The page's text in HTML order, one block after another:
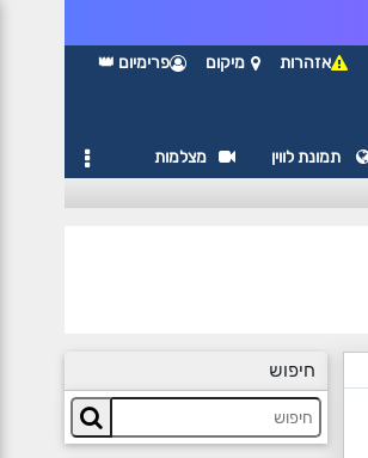
אזהרות מיקום פרימיום 👑
תמונת לווין מצלמות
חיפוש